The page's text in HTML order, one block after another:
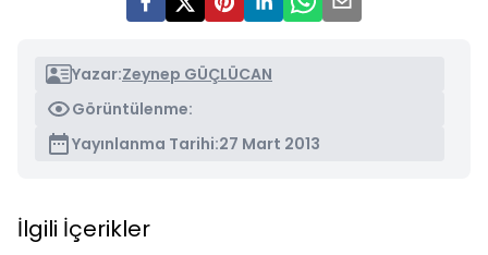
Yazar:Zeynep GÜÇLÜCAN
Görüntülenme:
Yayınlanma Tarihi:27 Mart 2013
İlgili İçerikler